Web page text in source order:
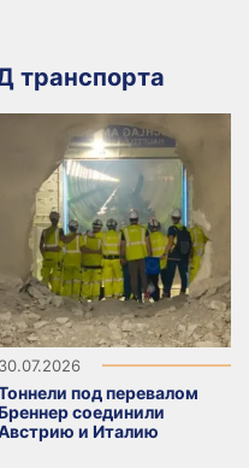
транспорта
30.07.2026
под перевалом
соединили
и Италию